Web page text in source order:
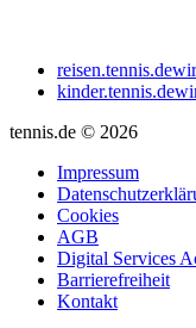
reisen.tennis.de
kinder.tennis.de
tennis.de © 2026
Impressum
Cookies
AGB
Digital Services
Barrierefreiheit
Kontakt